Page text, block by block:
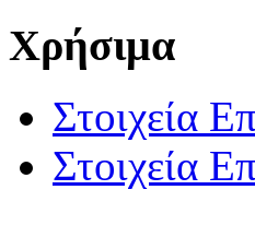
Χρήσιμα
Στοιχεία
Στοιχεία